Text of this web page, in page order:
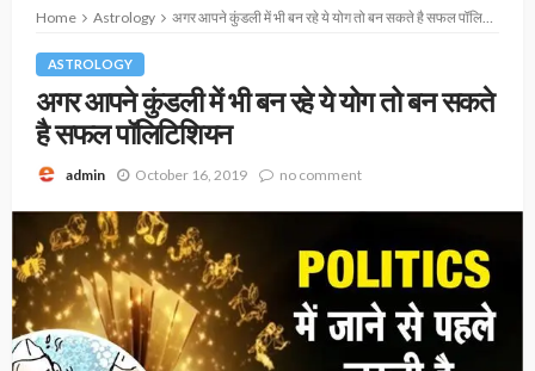
Home Astrology अगर आपने कुंडली में भी बन रहे ये योग तो बन सकते है सफल पॉलिटिशियन
ASTROLOGY
अगर आपने कुंडली में भी बन रहे ये योग तो बन सकते
है सफल पॉलिटिशियन
admin October 16, 2019 no comment